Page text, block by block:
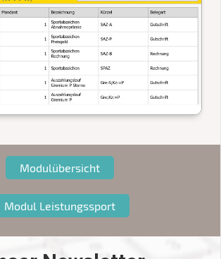
Modulübersicht
Modul Leistungssport